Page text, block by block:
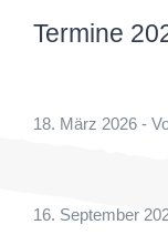
Termine
18. März 2026 -
16. September